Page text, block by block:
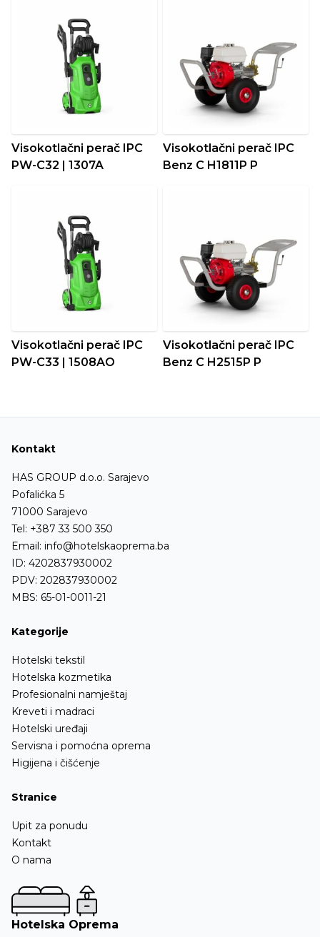
Visokotlačni perač IPC
PW-C32 | 1307A
Visokotlačni perač IPC
Benz C H1811P P
Visokotlačni perač IPC
PW-C33 | 1508AO
Visokotlačni perač IPC
Benz C H2515P P
Kontakt
HAS GROUP d.o.o. Sarajevo
Pofalićka 5
71000 Sarajevo
Tel: +387 33 500 350
Email: info@hotelskaoprema.ba
ID: 4202837930002
PDV: 202837930002
MBS: 65-01-0011-21
Kategorije
Hotelski tekstil
Hotelska kozmetika
Profesionalni namještaj
Kreveti i madraci
Hotelski uređaji
Servisna i pomoćna oprema
Higijena i čišćenje
Stranice
Upit za ponudu
Kontakt
O nama
Hotelska Oprema